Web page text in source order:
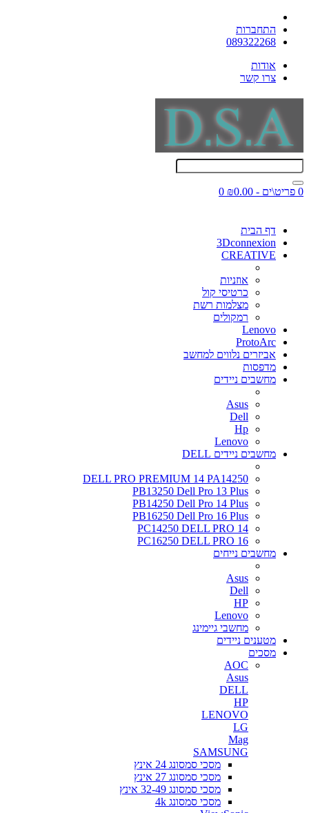
התחברות
089322268
אודות
צרו קשר
0 פריט\ים - ₪0.00 0
דף הבית
3Dconnexion
CREATIVE
אוזניות
כרטיסי קול
מצלמות רשת
רמקולים
Lenovo
ProtoArc
אביזרים נלווים למחשב
מדפסות
מחשבים ניידים
Asus
Dell
Hp
Lenovo
מחשבים ניידים DELL
DELL PRO PREMIUM 14 PA14250
PB13250 Dell Pro 13 Plus
PB14250 Dell Pro 14 Plus
PB16250 Dell Pro 16 Plus
PC14250 DELL PRO 14
PC16250 DELL PRO 16
מחשבים נייחים
Asus
Dell
HP
Lenovo
מחשבי גיימינג
מטענים ניידים
מסכים
AOC
Asus
DELL
HP
LENOVO
LG
Mag
SAMSUNG
מסכי סמסונג 24 אינץ
מסכי סמסונג 27 אינץ
מסכי סמסונג 32-49 אינץ
מסכי סמסונג 4k